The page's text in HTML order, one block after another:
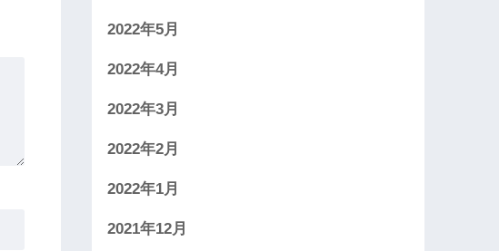
2022年5月
2022年4月
2022年3月
2022年2月
2022年1月
2021年12月